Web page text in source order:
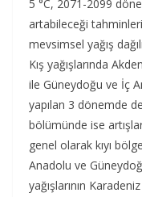
5 °C, 2071-2099
artabileceği
mevsimsel yağış
Kış yağışlarında
ile Güneydoğu ve İç
yapılan 3 dönemde
bölümünde ise
genel olarak kıyı
Anadolu ve
yağışlarının